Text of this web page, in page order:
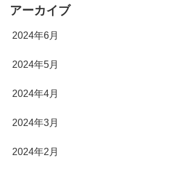
アーカイブ
2024年6月
2024年5月
2024年4月
2024年3月
2024年2月